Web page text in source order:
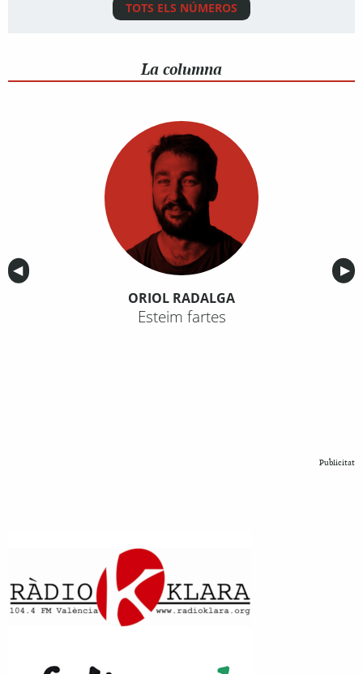
TOTS ELS NÚMEROS
La columna
Anterior
◀︎ ▶︎
ORIOL RADALGA
Esteim fartes
Publicitat